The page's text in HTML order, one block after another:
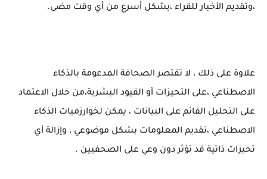
،وتقديم الأخبار للقراء ،بشكل أسرع من أي وقت مضى.
علاوة على ذلك ، لا تقتصر الصحافة المدعومة بالذكاء
الاصطناعي ،على التحيزات أو القيود البشرية،من خلال الاعتماد
على التحليل القائم على البيانات ، يمكن لخوارزميات الذكاء
الاصطناعي ،تقديم المعلومات بشكل موضوعي ، وإزالة أي
تحيزات ذاتية قد تؤثر دون وعي على الصحفيين .